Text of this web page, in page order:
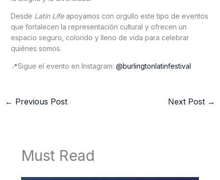
Desde Latin Lifeapoyamos con orgullo este tipo de eventos
que fortalecen la representación cultural y ofrecen un
espacio seguro, colorido y lleno de vida para celebrar
quiénes somos.
📍Sigue el evento en Instagram: @burlingtonlatinfestival
← Previous Post Next Post →
Must Read